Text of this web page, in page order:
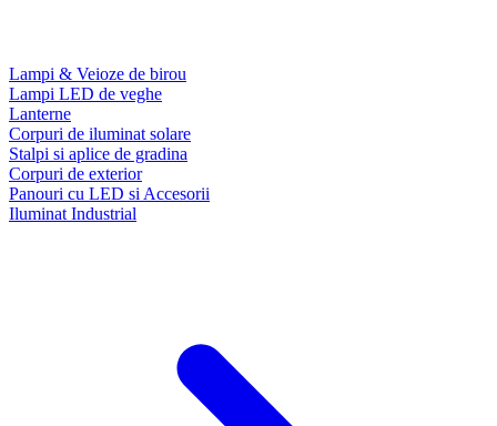
Lampi & Veioze de birou
Lampi LED de veghe
Lanterne
Corpuri de iluminat solare
Stalpi si aplice de gradina
Corpuri de exterior
Panouri cu LED si Accesorii
Iluminat Industrial